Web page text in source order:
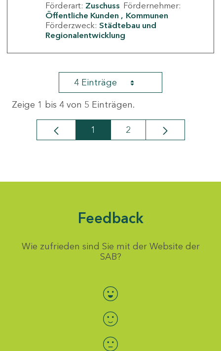
Förderart: Zuschuss Fördernehmer:
Öffentliche Kunden
Kommunen
Förderzweck: Städtebau und
Regionalentwicklung
4 Einträge
Zeige 1 bis 4 von 5 Einträgen.
Seite
1 Seite
2
Feedback
Wie zufrieden sind Sie mit der Website der
SAB?
Bewertung auswählen